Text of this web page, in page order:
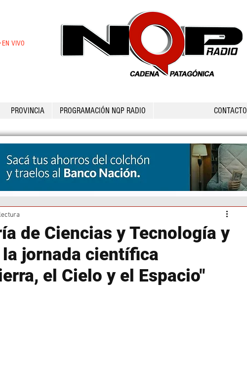
VIVO
PROVINCIA PROGRAMACIÓN NQP RADIO CONTACTO
de Ciencias y Tecnología y
la jornada científica
el Cielo y el Espacio"